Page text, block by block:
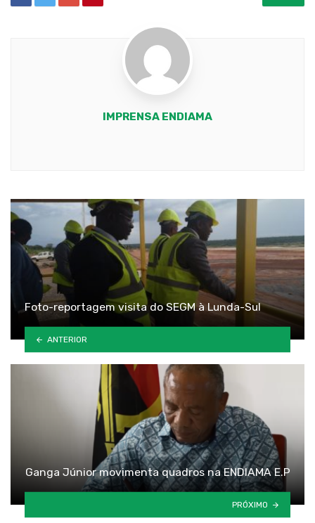
IMPRENSA ENDIAMA
Foto-reportagem visita do SEGM à Lunda-Sul
ANTERIOR
Ganga Júnior movimenta quadros na ENDIAMA E.P
PRÓXIMO